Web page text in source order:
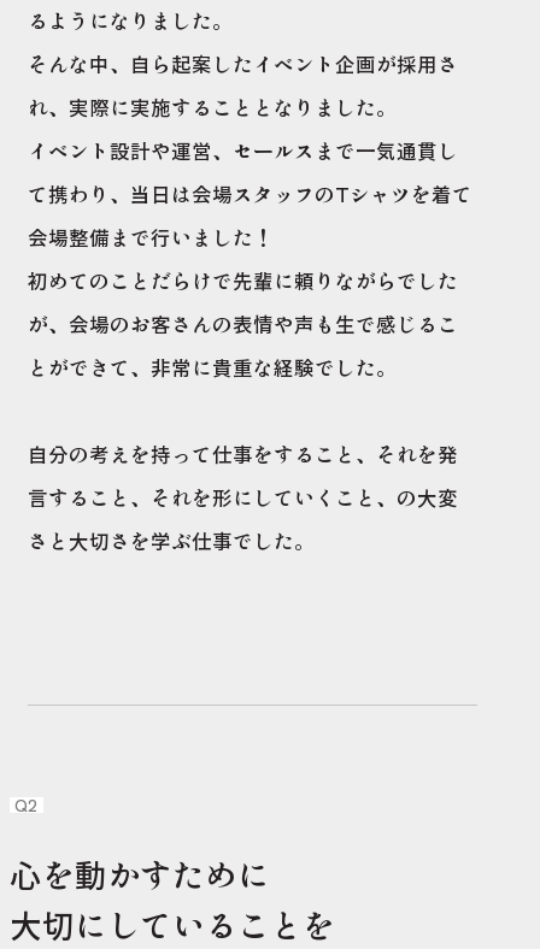
るようになりました。
そんな中、自ら起案したイベント企画が採用さ
れ、実際に実施することとなりました。
イベント設計や運営、セールスまで一気通貫し
て携わり、当日は会場スタッフのTシャツを着て
会場整備まで行いました！
初めてのことだらけで先輩に頼りながらでした
が、会場のお客さんの表情や声も生で感じるこ
とができて、非常に貴重な経験でした。
自分の考えを持って仕事をすること、それを発
言すること、それを形にしていくこと、の大変
さと大切さを学ぶ仕事でした。
Q2
心を動かすために
大切にしていることを